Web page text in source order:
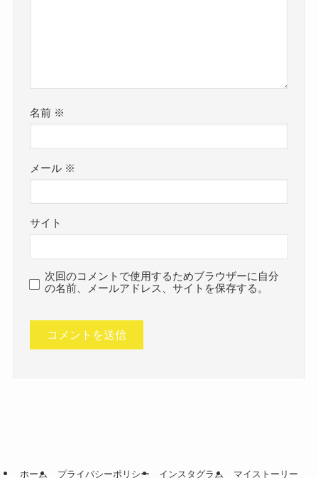
名前 ※
メール ※
サイト
次回のコメントで使用するためブラウザーに自分
の名前、メールアドレス、サイトを保存する。
ホーム プライバシーポリシー インスタグラム マイストーリー